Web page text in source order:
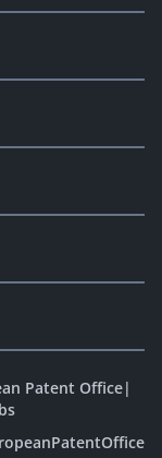
Patent Office|